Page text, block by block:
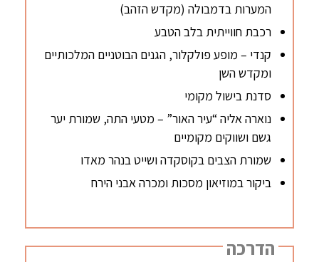
המערות בדמבולה (מקדש הזהב)
רכבת חווייתית בלב הטבע
קנדי – מופע פולקלור, הגנים הבוטניים המלכותיים
ומקדש השן
סדנת בישול מקומי
נוארה אליה “עיר האור” – מטעי התה, שמורת יער
גשם ושווקים מקומיים
שמורת הצבים בקוסקדה ושייט בנהר מאדו
ביקור במוזיאון מסכות ומכרה אבני הירח
הדרכה